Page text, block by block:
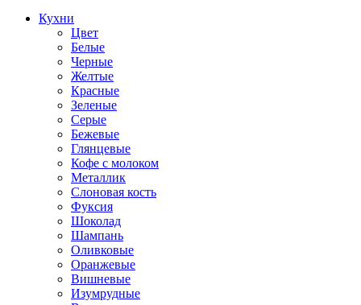
Кухни
Цвет
Белые
Черные
Желтые
Красные
Зеленые
Серые
Бежевые
Глянцевые
Кофе с молоком
Металлик
Слоновая кость
Фуксия
Шоколад
Шампань
Оливковые
Оранжевые
Вишневые
Изумрудные